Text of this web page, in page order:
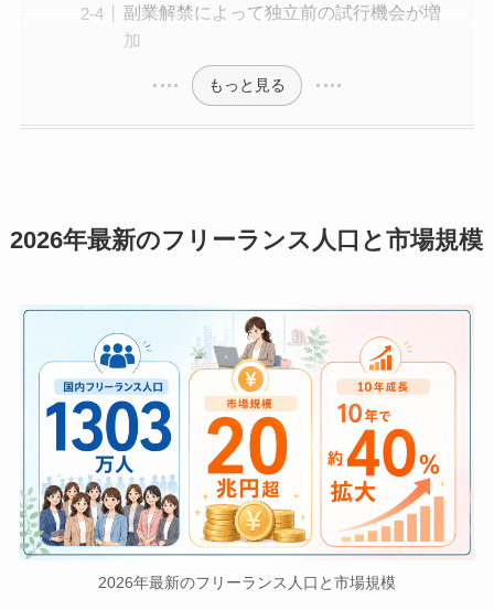
副業解禁によって独立前の試行機会が増
加
もっと見る
2026年最新のフリーランス人口と市場規模
2026年最新のフリーランス人口と市場規模